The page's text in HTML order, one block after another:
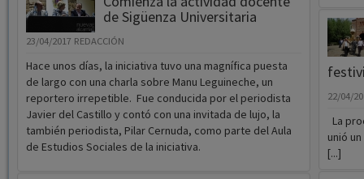
de Sigüenza Universitaria
23/04/2017 REDACCIÓN
Hace unos días, la iniciativa tuvo una magnífica puesta
de largo con una charla sobre Manu Leguineche, un
reportero irrepetible. Fue conducida por el periodista
Javier del Castillo y contó con una invitada de lujo, la
también periodista, Pilar Cernuda, como parte del Aula
de Estudios Sociales de la iniciativa.
22/04/
La
unió
[...]